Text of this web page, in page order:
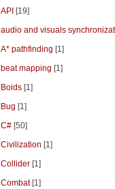
API [19]
audio and visuals
A* pathfinding [1]
beat mapping [1]
Boids [1]
Bug [1]
C# [50]
Civilization [1]
Collider [1]
Combat[1]